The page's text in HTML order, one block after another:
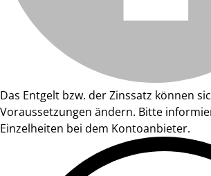
Das Entgelt bzw. der Zinssatz können
Voraussetzungen ändern. Bitte
Einzelheiten bei dem Kontoanbieter.